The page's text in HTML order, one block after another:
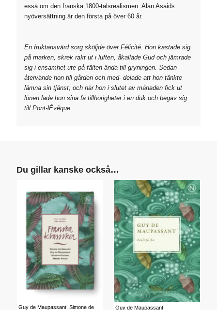
essä om den franska 1800-talsrealismen. Alan Asaids
nyöversättning är den första på över 60 år.
En fruktansvärd sorg sköljde över Félicité. Hon kastade sig
på marken, skrek rakt ut i luften, åkallade Gud och jämrade
sig i ensamhet ute på fälten ända till gryningen. Sedan
återvände hon till gården och med- delade att hon tänkte
lämna sin tjänst; och när hon i slutet av månaden fick ut
lönen lade hon sina få tillhörigheter i en duk och begav sig
till Pont-lÉvêque.
Du gillar kanske också…
Guy de Maupassant, Simone de
Guy de Maupassant